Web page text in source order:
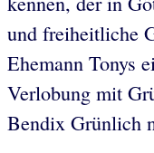
und freiheitliche
Ehemann Tonys
Verlobung mit
Bendix Grünlich